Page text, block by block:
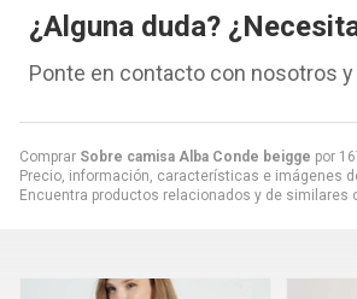
Comprar Sobre camisa Alba Conde beigge por
Precio, información, características e imágenes
Encuentra productos relacionados y de similares
¿Alguna duda?
Ponte en contacto con nosotros